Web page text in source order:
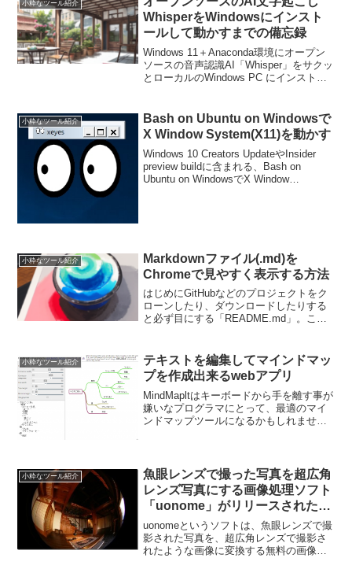
小粋なツール紹介
WhisperをWindowsにインスト
ールして動かすまでの備忘録
Windows 11＋Anaconda環境にオープン
ソースの音声認識AI「Whisper」をサクッ
とローカルのWindows PC にインストー
conda crea...
小粋なツール紹介
Bash on Ubuntu on Windowsで
X Window System(X11)を動かす
Windows 10 Creators UpdateやInsider
preview buildに含まれる、Bash on
Ubuntu on WindowsでX Window
小粋なツール紹介
Markdownファイル(.md)を
Chromeで見やすく表示する方法
はじめにGitHubなどのプロジェクトをク
ローンしたり、ダウンロードしたりする
と必ず目にする「README.md」。この
ントです。しかし、これらの.mdファイ
ル...
小粋なツール紹介
テキストを編集してマインドマッ
プを作成出来るwebアプリ
MindMapltはキーボードから手を離す事が
嫌いなプログラマにとって、最適のマイ
ンドマップツールになるかもしれませ
プロセス- ...
小粋なツール紹介
魚眼レンズで撮った写真を超広角
レンズ写真にする画像処理ソフト
「uonome」がリリースされたの
で早速使ってみました
uonomeというソフトは、魚眼レンズで撮
影された写真を、超広角レンズで撮影さ
れたような画像に変換する無料の画像処